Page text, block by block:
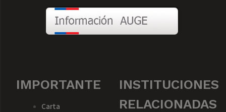
IMPORTANTE
Carta
INSTITUCIONES
RELACIONADAS